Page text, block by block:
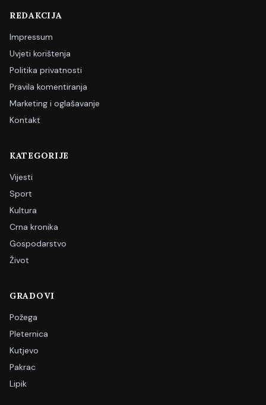
REDAKCIJA
Impressum
Uvjeti korištenja
Politika privatnosti
Pravila komentiranja
Marketing i oglašavanje
Kontakt
KATEGORIJE
Vijesti
Sport
Kultura
Crna kronika
Gospodarstvo
Život
GRADOVI
Požega
Pleternica
Kutjevo
Pakrac
Lipik